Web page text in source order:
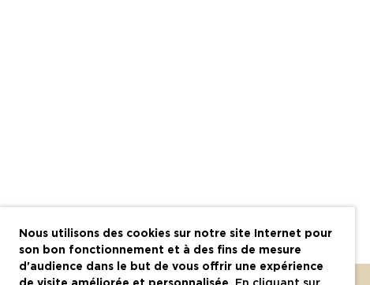
Nous utilisons des cookies sur notre site Internet pour
son bon fonctionnement et à des fins de mesure
d'audience dans le but de vous offrir une expérience